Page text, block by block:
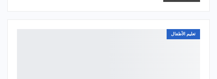
تعليم الأطفال